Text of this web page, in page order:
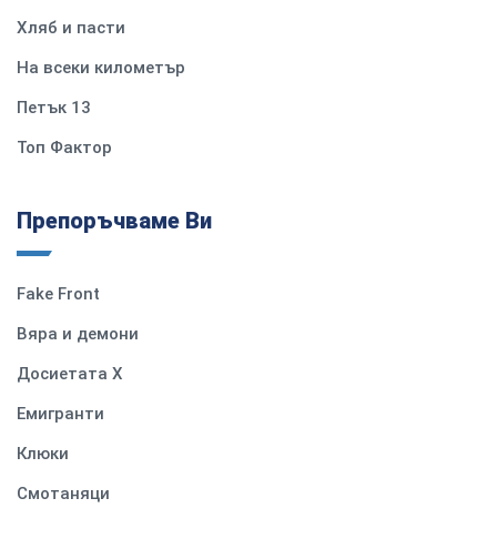
Хляб и пасти
На всеки километър
Петък 13
Топ Фактор
Препоръчваме Ви
Fake Front
Вяра и демони
Досиетата Х
Емигранти
Клюки
Смотаняци